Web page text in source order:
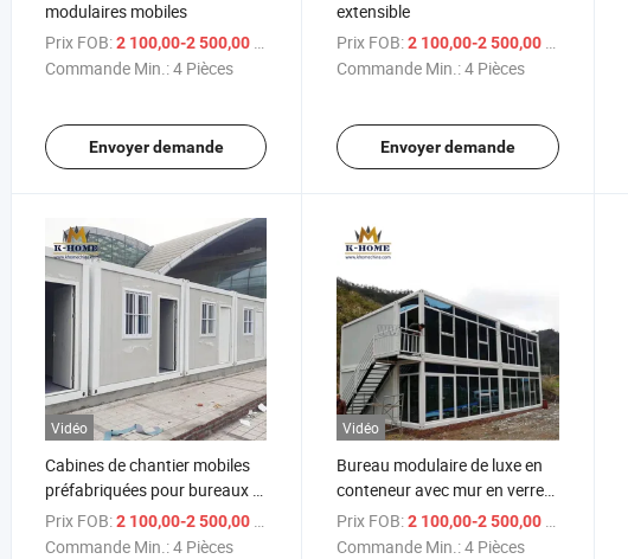
modulaires mobiles
Prix FOB:2 100,00-2 500,00 $US
Commande Min.:4 Pièces
Envoyer demande
extensible
Prix FOB: 2 100,00-2 500,00 $US
Commande Min.:4 Pièces
Envoyer demande
Vidéo
Cabines de chantier mobiles
préfabriquées pour bureaux et
logements
Prix FOB:2 100,00-2 500,00 $US
Commande Min.:4 Pièces
Vidéo
Bureau modulaire de luxe en
conteneur avec mur en verre
préfabriqué et toilettes
Prix FOB: 2 100,00-2 500,00 $US
Commande Min.:4 Pièces